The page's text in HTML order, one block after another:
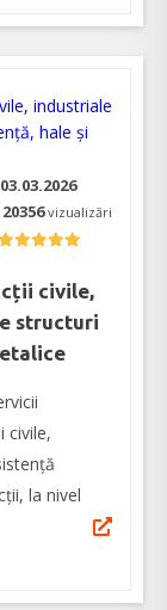
03.03.2026
20356vizualizări
civile,
structuri
civile,
la nivel